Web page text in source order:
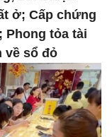
ở; Cấp chứng
Phong tỏa tài
về sổ đỏ